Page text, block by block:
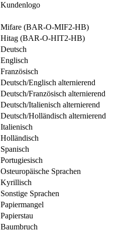
Kundenlogo
Mifare (BAR-O-MIF2-HB)
Hitag (BAR-O-HIT2-HB)
Deutsch
Englisch
Französisch
Deutsch/Englisch alternierend
Deutsch/Französisch alternierend
Deutsch/Italienisch alternierend
Deutsch/Holländisch alternierend
Italienisch
Holländisch
Spanisch
Portugiesisch
Osteuropäische Sprachen
Kyrillisch
Sonstige Sprachen
Papiermangel
Papierstau
Baumbruch